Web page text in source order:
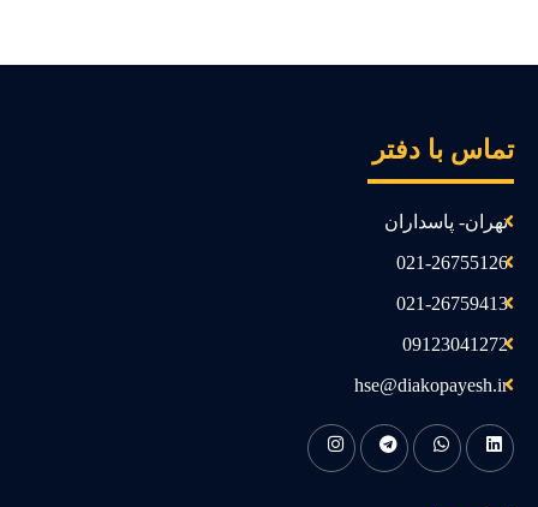
با دفتر
تهران- پاسداران
021-26755126
021-26759413
09123041272
hse@diakopayesh.ir